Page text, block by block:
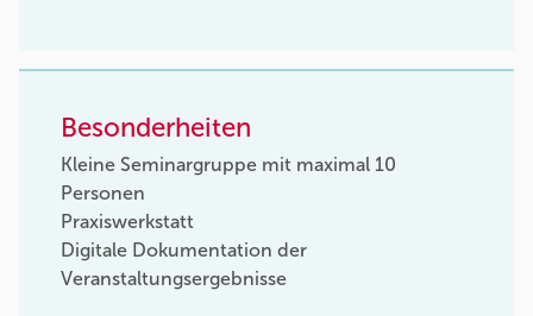
Besonderheiten
Kleine Seminargruppe mit maximal 10
Personen
Praxiswerkstatt
Digitale Dokumentation der
Veranstaltungsergebnisse